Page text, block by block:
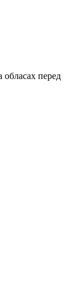
перед